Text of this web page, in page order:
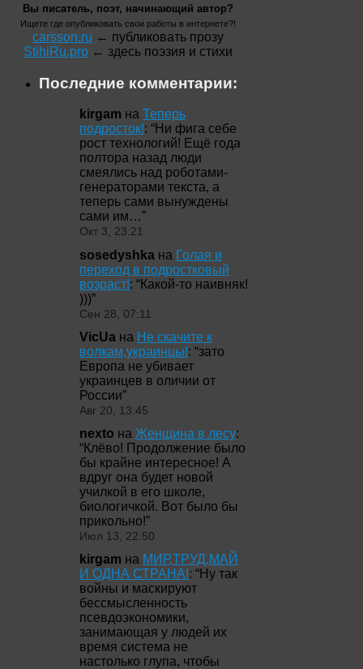
Вы писатель, поэт, начинающий автор?
Ищете где опубликовать свои работы в интернете?!
carsson.ru ← публиковать прозу
StihiRu.pro ← здесь поэзия и стихи
Последние комментарии:
kirgam на Теперь
подросток!: “Ни фига себе
рост технологий! Ещё года
полтора назад люди
смеялись над роботами-
генераторами текста, а
теперь сами вынуждены
сами им…”
Окт 3, 23:21
sosedyshka на Голая и
переход в подростковый
возраст!: “Какой-то наивняк!
)))”
Сен 28, 07:11
VicUa на Не скачите к
волкам,украинцы!: “зато
Европа не убивает
украинцев в оличии от
России”
Авг 20, 13:45
nexto на Женщина в лесу:
“Клёво! Продолжение было
бы крайне интересное! А
вдруг она будет новой
училкой в его школе,
биологичкой. Вот было бы
прикольно!”
Июл 13, 22:50
kirgam на МИР,ТРУД,МАЙ
И ОДНА СТРАНА!: “Ну так
войны и маскируют
бессмысленность
псевдоэкономики,
занимающая у людей их
время система не
настолько глупа, чтобы